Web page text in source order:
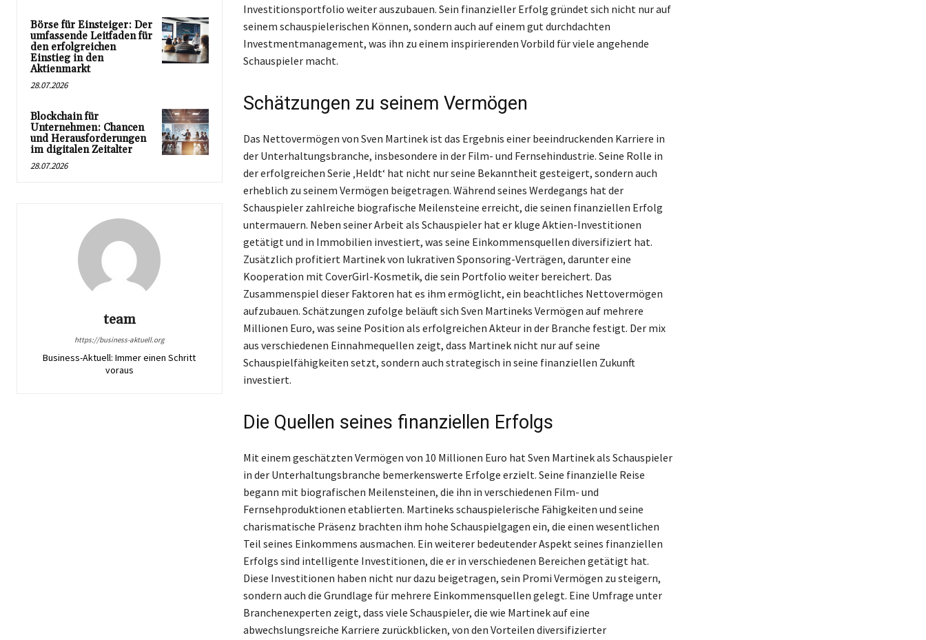
Börse für Einsteiger: Der
umfassende Leitfaden für
den erfolgreichen
Einstieg in den
Aktienmarkt
28.07.2026
Blockchain für
Unternehmen: Chancen
und Herausforderungen
im digitalen Zeitalter
28.07.2026
team
https://business-aktuell.org
Business-Aktuell: Immer einen Schritt
voraus
Investitionsportfolio weiter auszubauen. Sein finanzieller Erfolg gründet sich nicht nur auf
seinem schauspielerischen Können, sondern auch auf einem gut durchdachten
Investmentmanagement, was ihn zu einem inspirierenden Vorbild für viele angehende
Schauspieler macht.
Schätzungen zu seinem Vermögen
Das Nettovermögen von Sven Martinek ist das Ergebnis einer beeindruckenden Karriere in
der Unterhaltungsbranche, insbesondere in der Film- und Fernsehindustrie. Seine Rolle in
der erfolgreichen Serie ‚Heldt‘ hat nicht nur seine Bekanntheit gesteigert, sondern auch
erheblich zu seinem Vermögen beigetragen. Während seines Werdegangs hat der
Schauspieler zahlreiche biografische Meilensteine erreicht, die seinen finanziellen Erfolg
untermauern. Neben seiner Arbeit als Schauspieler hat er kluge Aktien-Investitionen
getätigt und in Immobilien investiert, was seine Einkommensquellen diversifiziert hat.
Zusätzlich profitiert Martinek von lukrativen Sponsoring-Verträgen, darunter eine
Kooperation mit CoverGirl-Kosmetik, die sein Portfolio weiter bereichert. Das
Zusammenspiel dieser Faktoren hat es ihm ermöglicht, ein beachtliches Nettovermögen
aufzubauen. Schätzungen zufolge beläuft sich Sven Martineks Vermögen auf mehrere
Millionen Euro, was seine Position als erfolgreichen Akteur in der Branche festigt. Der mix
aus verschiedenen Einnahmequellen zeigt, dass Martinek nicht nur auf seine
Schauspielfähigkeiten setzt, sondern auch strategisch in seine finanziellen Zukunft
investiert.
Die Quellen seines finanziellen Erfolgs
Mit einem geschätzten Vermögen von 10 Millionen Euro hat Sven Martinek als Schauspieler
in der Unterhaltungsbranche bemerkenswerte Erfolge erzielt. Seine finanzielle Reise
begann mit biografischen Meilensteinen, die ihn in verschiedenen Film- und
Fernsehproduktionen etablierten. Martineks schauspielerische Fähigkeiten und seine
charismatische Präsenz brachten ihm hohe Schauspielgagen ein, die einen wesentlichen
Teil seines Einkommens ausmachen. Ein weiterer bedeutender Aspekt seines finanziellen
Erfolgs sind intelligente Investitionen, die er in verschiedenen Bereichen getätigt hat.
Diese Investitionen haben nicht nur dazu beigetragen, sein Promi Vermögen zu steigern,
sondern auch die Grundlage für mehrere Einkommensquellen gelegt. Eine Umfrage unter
Branchenexperten zeigt, dass viele Schauspieler, die wie Martinek auf eine
abwechslungsreiche Karriere zurückblicken, von den Vorteilen diversifizierter